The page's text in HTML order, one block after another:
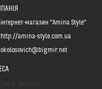
інтернет-магазин "Amina Style"
http://amina-style.com.ua
okolosovich@bigmir.net